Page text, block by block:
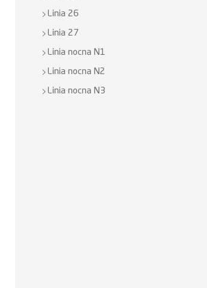
Linia 26
Linia 27
Linia nocna N1
Linia nocna N2
Linia nocna N3